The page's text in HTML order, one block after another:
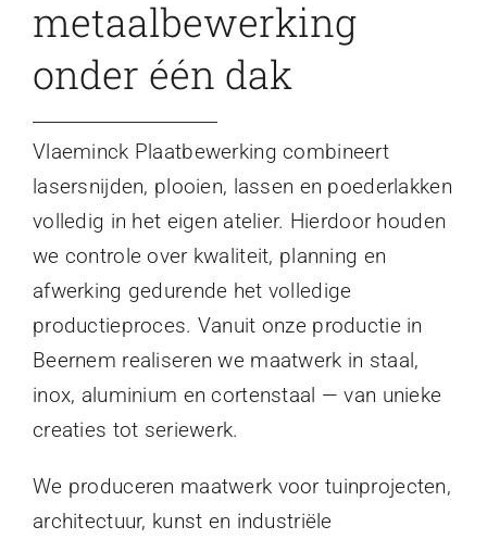
metaalbewerking
onder één dak
Vlaeminck Plaatbewerking combineert
lasersnijden, plooien, lassen en poederlakken
volledig in het eigen atelier. Hierdoor houden
we controle over kwaliteit, planning en
afwerking gedurende het volledige
productieproces. Vanuit onze productie in
Beernem realiseren we maatwerk in staal,
inox, aluminium en cortenstaal — van unieke
creaties tot seriewerk.
We produceren maatwerk voor tuinprojecten,
architectuur, kunst en industriële